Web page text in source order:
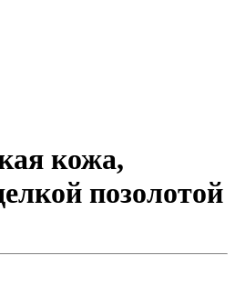
кожа,
позолотой